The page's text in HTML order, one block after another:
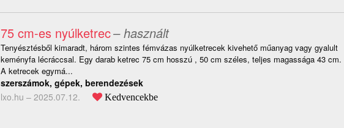
75 cm-es nyúlketrec– használt
Tenyésztésből kimaradt, három szintes fémvázas nyúlketrecek kivehető műanyag vagy gyalult
keményfa lécráccsal. Egy darab ketrec 75 cm hosszú , 50 cm széles, teljes magassága 43 cm.
A ketrecek egymá...
szerszámok, gépek, berendezések
lxo.hu – 2025.07.12. Kedvencekbe